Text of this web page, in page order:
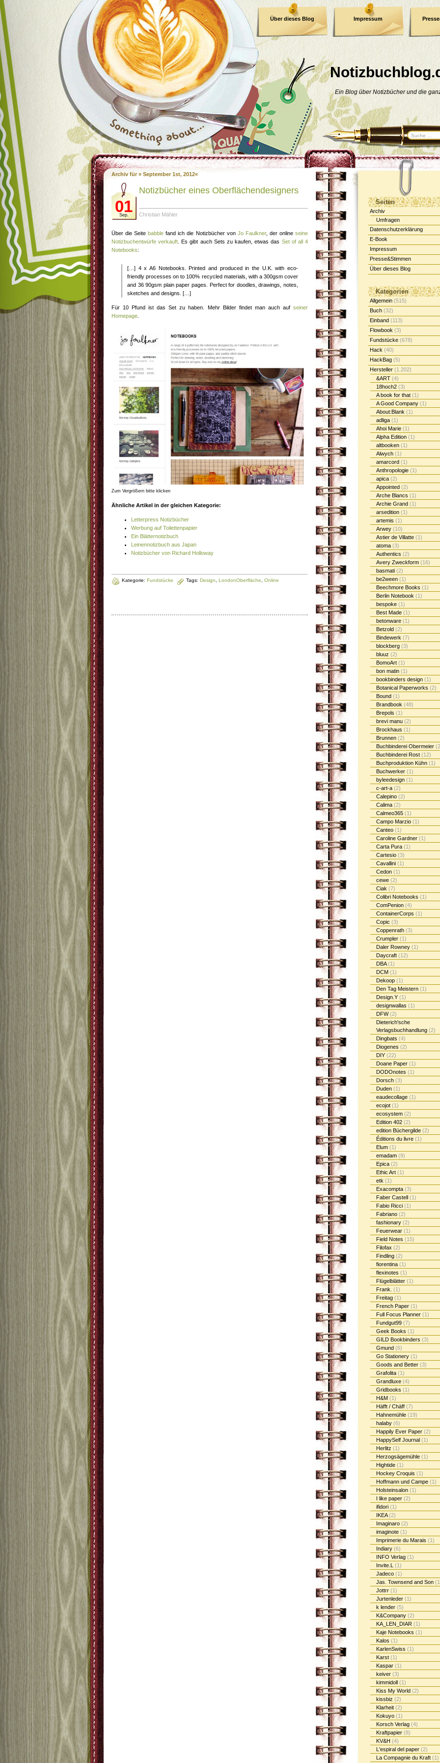
Ein Blog über Notizbücher und die
Über dieses Blog Impressum
Datenschutzerklärung
Archiv für » September 1st, 2012«
01
Sep.
Notizbücher eines Oberflächendesigners
Christian Mähler
Über die Seitebabble fand ich die Notizbücher von Jo Faulkner, der onlineseine
Notizbuchentwürfe verkauft . Es gibt auch Sets zu kaufen, etwas das Set of all 4
Notebooks:
[…] 4 x A6 Notebooks. Printed and produced in the U.K. with eco-
friendly processes on to 100% recycled materials, with a 300gsm cover
and 36 90gsm plain paper pages. Perfect for doodles, drawings, notes,
sketches and designs. […]
Für 10 Pfund ist das Set zu haben. Mehr Bilder findet man auch auf seiner
Homepage
Zum Vergrößern bitte klicken
Ähnliche Artikel in der gleichen Kategorie:
Letterpress Notizbücher
Werbung auf Toilettenpapier
Ein Blätternotizbuch
Leinennotizbuch aus Japan
Notizbücher von Richard Holloway
Kategorie: Fundstücke Tags: Design, LondonOberfläche, Online
Seiten
Archiv
Umfragen
Datenschutzerklärung
E-Book
Impressum
Presse&Stimmen
Über dieses Blog
Kategorien
Allgemein (515)
Buch (32)
Einband (113)
Flowbook (3)
Fundstücke (678)
Hack (40)
HackBag (5)
Hersteller (1.202)
&ART (4)
18hoch2 (3)
A book for that (1)
A Good Company (1)
About:Blank (1)
adliga (1)
Ahoi Marie (1)
Alpha Edition (1)
altbooken (1)
Alwych (1)
amarcord (1)
Anthropologie (1)
apica (2)
Appointed (2)
Arche Blancs (1)
Archie Grand (1)
arsedition (1)
artemis (1)
Arwey (10)
Astier de Villatte (1)
atoma (3)
Authentics (2)
Avery Zweckform (16)
basmati (2)
be2ween (1)
Beechmore Books (1)
Berlin Notebook (1)
bespoke (1)
Best Made (1)
betonware (1)
Betzold (2)
Bindewerk (7)
blockberg (3)
bluuz (2)
BomoArt (1)
bon matin (1)
bookbinders design (1)
Botanical Paperworks (2)
Bound (1)
Brandbook (48)
Brepols (1)
brevi manu (2)
Brockhaus (1)
Brunnen (2)
Buchbinderei Obermeier
Buchbinderei Rost (12)
Buchproduktion Kühn (1)
Buchwerker (1)
byleedesign (1)
c-art-a (2)
Calepino (2)
Calima (2)
Calmeo365 (1)
Campo Marzio (1)
Canteo (1)
Caroline Gardner (1)
Carta Pura (1)
Cartesio (3)
Cavallini (1)
Cedon (1)
cewe (2)
Ciak (7)
Colibri Notebooks (1)
ComPenion (4)
ContainerCorps (1)
Copic (3)
Coppenrath (3)
Crumpler (1)
Daler Rowney (1)
Daycraft (12)
DBA(1)
DCM (1)
Dekoop (1)
Den Tag Meistern (1)
Design.Y (1)
designwallas (1)
DFW(2)
Dieterich'sche
Verlagsbuchhandlung (2)
Dingbats (4)
Diogenes (2)
DIY (22)
Doane Paper (1)
DODOnotes (1)
Dorsch (3)
Duden (1)
eaudecollage (1)
ecojot (1)
ecosystem (2)
Edition 402 (2)
edition Büchergilde (2)
Éditions du livre (1)
Elum (1)
emadam (9)
Epica (2)
Ethic Art (1)
etk (1)
Exacompta (3)
Faber Castell (1)
Fabio Ricci (1)
Fabriano (2)
fashionary (2)
Feuerwear (1)
Field Notes (15)
Filofax (2)
Findling (2)
fiorentina (1)
flexinotes (1)
Flügelblätter (1)
Frank. (1)
Freitag (1)
French Paper (1)
Full Focus Planner (1)
Fundgut99 (7)
Geek Books (1)
GILD Bookbinders (3)
Gmund (6)
Go Stationery (1)
Goods and Better (3)
Grafolita (1)
Grandluxe (4)
Gridbooks (1)
H&M (1)
Häfft / Chäff (7)
Hahnemühle (19)
halaby (6)
Happily Ever Paper (2)
HappySelf Journal (1)
Herlitz (1)
Herzogsägemühle (1)
Hightide (1)
Hockey Croquis (1)
Hoffmann und Campe (1)
Holsteinsalon (1)
I like paper (2)
ifidori (1)
IKEA(2)
Imaginaro (2)
imaginote (1)
Imprimerie du Marais (1)
Indiary (6)
INFO Verlag (1)
Invite.L (1)
Jadeco (1)
Jas. Townsend and Son
Jottrr (1)
Jurtenleder (1)
k lender (5)
K&Company (2)
KA_LEN_DIAR (1)
Kaje Notebooks (1)
Kalos (1)
KarlenSwiss (1)
Karst (1)
Kaspar (1)
keiver (3)
kimmidoll (1)
Kiss My World (2)
kissbiz (2)
Klarheit (2)
Kokuyo (1)
Korsch Verlag (4)
Kraftpapier (8)
KV&H (4)
L'espiral del paper (2)
La Compagnie du Kraft (1)